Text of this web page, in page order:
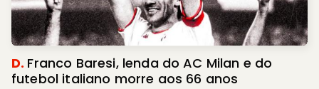
D. Franco Baresi, lenda do AC Milan e do
futebol italiano morre aos 66 anos